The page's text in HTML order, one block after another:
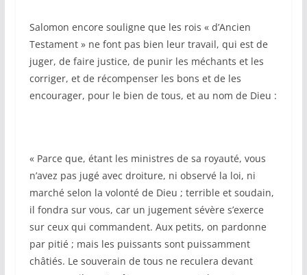
Salomon encore souligne que les rois « d’Ancien
Testament » ne font pas bien leur travail, qui est de
juger, de faire justice, de punir les méchants et les
corriger, et de récompenser les bons et de les
encourager, pour le bien de tous, et au nom de Dieu :
« Parce que, étant les ministres de sa royauté, vous
n’avez pas jugé avec droiture, ni observé la loi, ni
marché selon la volonté de Dieu ; terrible et soudain,
il fondra sur vous, car un jugement sévère s’exerce
sur ceux qui commandent. Aux petits, on pardonne
par pitié ; mais les puissants sont puissamment
châtiés. Le souverain de tous ne reculera devant